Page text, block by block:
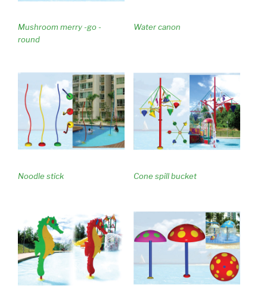
Mushroom merry -go -
round
Water canon
Noodle stick Cone spill bucket